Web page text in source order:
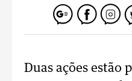
Duas ações estão